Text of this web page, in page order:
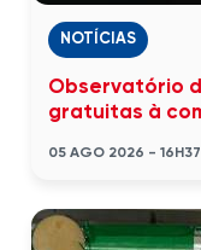
NOTÍCIAS
Observatório
gratuitas à
05 AGO 2026 - 16H37